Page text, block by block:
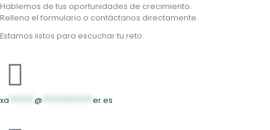
Hablemos de tus oportunidades de crecimiento.
Rellena el formulario o contáctanos directamente.
Estamos listos para escuchar tu reto.
xa @ er.es